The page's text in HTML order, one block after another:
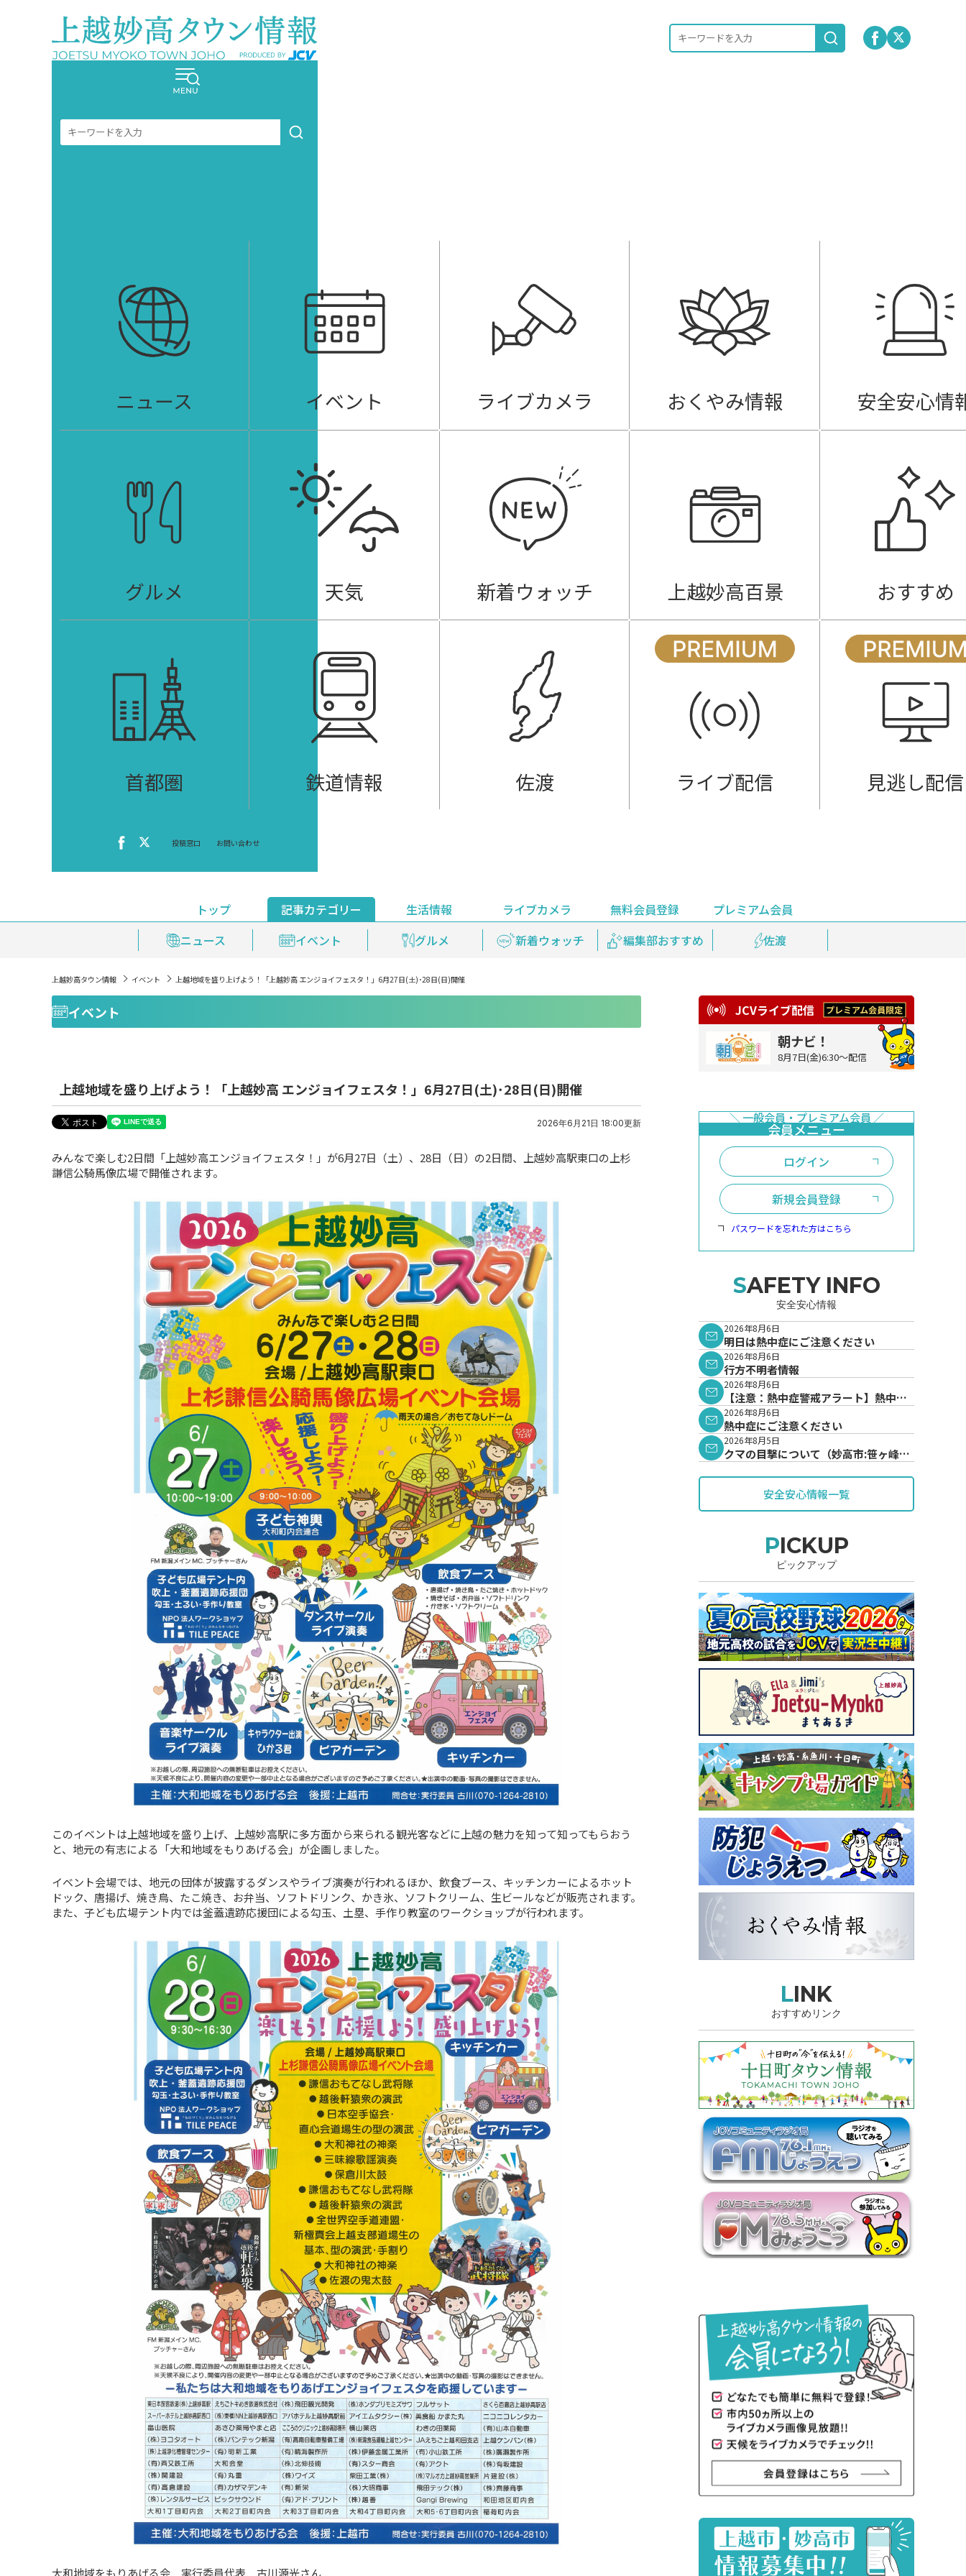
ニュース イベント ライブカメラ おくやみ情報 安全安心情
グルメ 天気 新着ウォッチ 上越妙高百景 おすすめ
首都圏 鉄道情報 佐渡 ライブ配信 見逃し配信
投稿窓口 お問い合わせ
トップ
記事カテゴリー
ニュース
イベント グルメ 新着ウォッチ 編集部おすすめ 佐渡
生活情報
おくやみ情報
安全安心情報 天気 上越妙高百景 鉄道情報
ライブカメラ 無料会員登録
プレミアム会員
ライブ配信
見逃し配信 プレミアム会員登録
上越妙高タウン情報 イベント 上越地域を盛り上げよう！「上越妙高 エンジョイフェスタ！」6月27日(土)･28日(日)開催
イベント
上越地域を盛り上げよう！「上越妙高 エンジョイフェスタ！」6月27日(土)･28日(日)開催
2026年6月21日 18:00更新
みんなで楽しむ2日間「上越妙高エンジョイフェスタ！」が6月27日（土）、28日（日）の2日間、上越妙高駅東口の上杉
謙信公騎馬像広場で開催されます。
このイベントは上越地域を盛り上げ、上越妙高駅に多方面から来られる観光客などに上越の魅力を知って知ってもらおう
と、地元の有志による「大和地域をもりあげる会」が企画しました。
イベント会場では、地元の団体が披露するダンスやライブ演奏が行われるほか、飲食ブース、キッチンカーによるホット
ドック、唐揚げ、焼き鳥、たこ焼き、お弁当、ソフトドリンク、かき氷、ソフトクリーム、生ビールなどが販売されます。
また、子ども広場テント内では釜蓋遺跡応援団による勾玉、土塁、手作り教室のワークショップが行われます。
JCVライブ配信
朝ナビ！
8月7日(金)6:30～配信
ログイン
新規会員登録
パスワードを忘れた方はこちら
SAFETY INFO
安全安心情報
2026年8月6日
明日は熱中症にご注意ください
2026年8月6日
行方不明者情報
2026年8月6日
【注意：熱中症警戒アラート】熱中症
警戒アラートが発表されています。
2026年8月6日
熱中症にご注意ください
2026年8月5日
クマの目撃について（妙高市:笹ヶ峰地
安全安心情報一覧
PICKUP
ピックアップ
LINK
おすすめリンク